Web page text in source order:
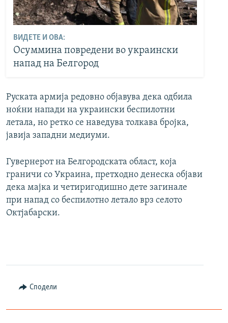
ВИДЕТЕ И ОВА:
Осуммина повредени во украински
напад на Белгород
Руската армија редовно објавува дека одбила
ноќни напади на украински беспилотни
летала, но ретко се наведува толкава бројка,
јавија западни медиуми.
Гувернерот на Белгородската област, која
граничи со Украина, претходно денеска објави
дека мајка и четиригодишно дете загинале
при напад со беспилотно летало врз селото
Октјабарски.
Сподели